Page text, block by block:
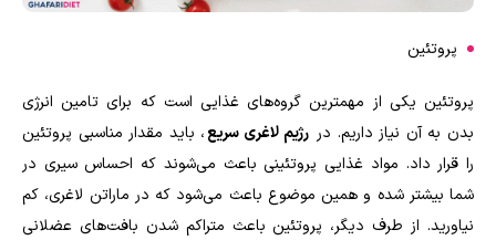
پروتئین
پروتئین یکی از مهمترین گروه‌های غذایی است که برای تامین انرژی
بدن به آن نیاز داریم. در رژیم‌ لاغری سریع، باید مقدار مناسبی پروتئین
را قرار داد. مواد غذایی پروتئینی باعث می‌شوند که احساس سیری در
شما بیشتر شده و همین موضوع باعث می‌شود که در ماراتن لاغری، کم
نیاورید. از طرف دیگر، پروتئین باعث متراکم شدن بافت‌های عضلانی